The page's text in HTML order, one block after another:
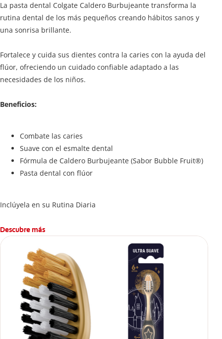
La pasta dental Colgate Caldero Burbujeante transforma la
rutina dental de los más pequeños creando hábitos sanos y
una sonrisa brillante.
Fortalece y cuida sus dientes contra la caries con la ayuda del
flúor, ofreciendo un cuidado confiable adaptado a las
necesidades de los niños.
Beneficios:
Combate las caries
Suave con el esmalte dental
Fórmula de Caldero Burbujeante (Sabor Bubble Fruit®)
Pasta dental con flúor
Inclúyela en su Rutina Diaria
Descubre más